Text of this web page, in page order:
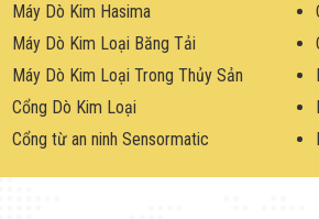
Máy Dò Kim Hasima
Máy Dò Kim Loại Băng Tải
Máy Dò Kim Loại Trong Thủy Sản
Cổng Dò Kim Loại
Cổng từ an ninh Sensormatic